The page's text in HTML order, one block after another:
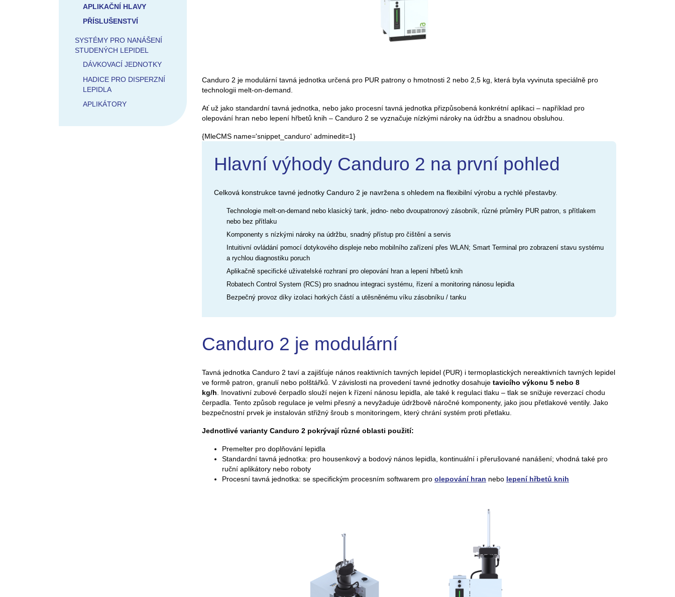
Canduro 2 je modulární tavná jednotka určená pro PUR patrony o hmotnosti 2 nebo 2,5 kg, která byla vyvinuta speciálně pro
technologii melt-on-demand.
Ať už jako standardní tavná jednotka, nebo jako procesní tavná jednotka přizpůsobená konkrétní aplikaci – například pro
olepování hran nebo lepení hřbetů knih – Canduro 2 se vyznačuje nízkými nároky na údržbu a snadnou obsluhou.
{MleCMS name='snippet_canduro' adminedit=1}
Hlavní výhody Canduro 2 na první pohled
Celková konstrukce tavné jednotky Canduro 2 je navržena s ohledem na flexibilní výrobu a rychlé přestavby.
Technologie melt-on-demand nebo klasický tank, jedno- nebo dvoupatronový zásobník, různé průměry PUR patron, s přítlakem
nebo bez přítlaku
Komponenty s nízkými nároky na údržbu, snadný přístup pro čištění a servis
Intuitivní ovládání pomocí dotykového displeje nebo mobilního zařízení přes WLAN; Smart Terminal pro zobrazení stavu systému
a rychlou diagnostiku poruch
Aplikačně specifické uživatelské rozhraní pro olepování hran a lepení hřbetů knih
Robatech Control System (RCS) pro snadnou integraci systému, řízení a monitoring nánosu lepidla
Bezpečný provoz díky izolaci horkých částí a utěsněnému víku zásobníku / tanku
Canduro 2 je modulární
Tavná jednotka Canduro 2 taví a zajišťuje nános reaktivních tavných lepidel (PUR) i termoplastických nereaktivních tavných lepidel
ve formě patron, granulí nebo polštářků. V závislosti na provedení tavné jednotky dosahuje tavicího výkonu 5 nebo 8
kg/h . Inovativní zubové čerpadlo slouží nejen k řízení nánosu lepidla, ale také k regulaci tlaku – tlak se snižuje reverzací chodu
čerpadla. Tento způsob regulace je velmi přesný a nevyžaduje údržbově náročné komponenty, jako jsou přetlakové ventily. Jako
bezpečnostní prvek je instalován střižný šroub s monitoringem, který chrání systém proti přetlaku.
Jednotlivé varianty Canduro 2 pokrývají různé oblasti použití:
Premelter pro doplňování lepidla
Standardní tavná jednotka: pro housenkový a bodový nános lepidla, kontinuální i přerušované nanášení; vhodná také pro
ruční aplikátory nebo roboty
Procesní tavná jednotka: se specifickým procesním softwarem pro olepování hran nebo lepení hřbetů knih
APLIKAČNÍ HLAVY
PŘÍSLUŠENSTVÍ
SYSTÉMY PRO NANÁŠENÍ
STUDENÝCH LEPIDEL
DÁVKOVACÍ JEDNOTKY
HADICE PRO DISPERZNÍ
LEPIDLA
APLIKÁTORY